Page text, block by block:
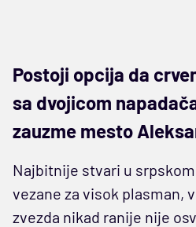
Postoji opcija da
sa dvojicom
zauzme mesto
Najbitnije stvari u
vezane za visok plasman,
zvezda nikad ranije nije